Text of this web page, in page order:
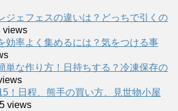
ジェフェスの違いは？どっちで引くの
views
効率よく集めるには？気をつける事
単な作り方！日持ちする？冷凍保存の
！日程、熊手の買い方、見世物小屋
views